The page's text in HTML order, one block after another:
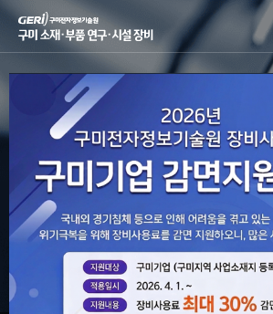
구미 소재·부품
연구·시설 장비
구미 미래 신산업 소재·부품 융합 얼라이언스
기업의 경쟁력을 강화합니다.